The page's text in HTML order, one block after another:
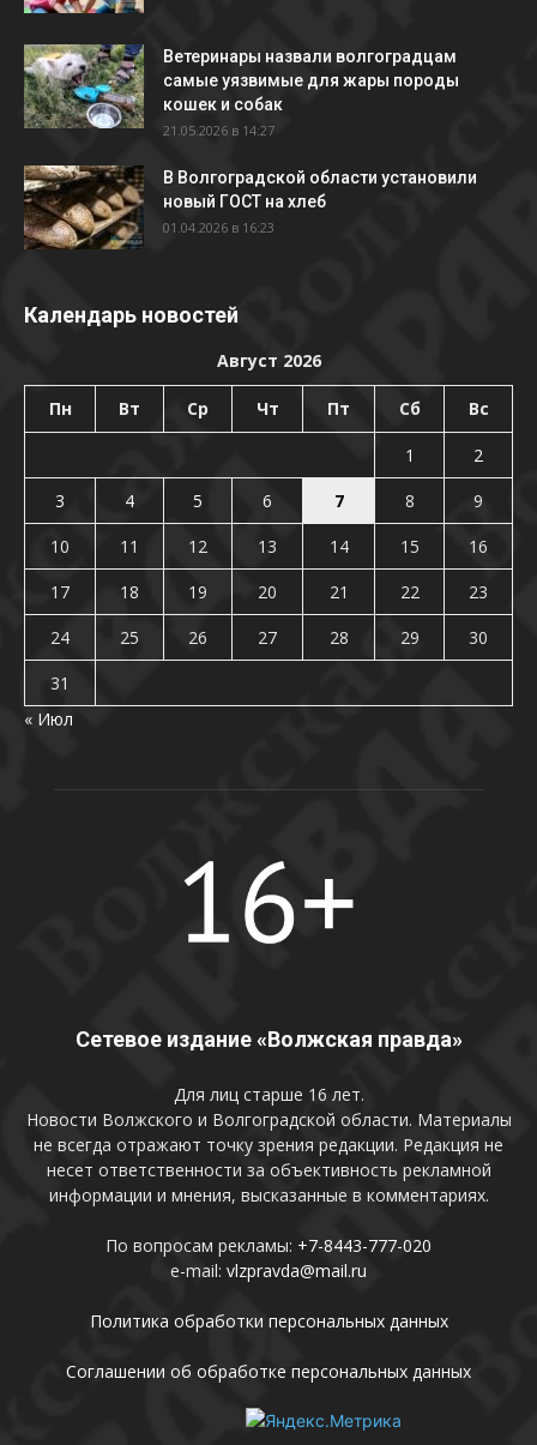
Ветеринары назвали волгоградцам
самые уязвимые для жары породы
кошек и собак
21.05.2026 в 14:27
В Волгоградской области установили
новый ГОСТ на хлеб
01.04.2026 в 16:23
Календарь новостей
Август 2026
Пн Вт Ср Чт Пт Сб Вс
1
2
3
4 5 6 7 8
9
10
11 12 13 14 15
16
17
18 19 20 21 22
23
24
25 26 27 28 29
30
31
« Июл
Сетевое издание «Волжская правда»
Для лиц старше 16 лет.
Новости Волжского и Волгоградской области. Материалы
не всегда отражают точку зрения редакции. Редакция не
несет ответственности за объективность рекламной
информации и мнения, высказанные в комментариях.
По вопросам рекламы: +7-8443-777-020
e-mail: vlzpravda@mail.ru
Политика обработки персональных данных
Соглашении об обработке персональных данных